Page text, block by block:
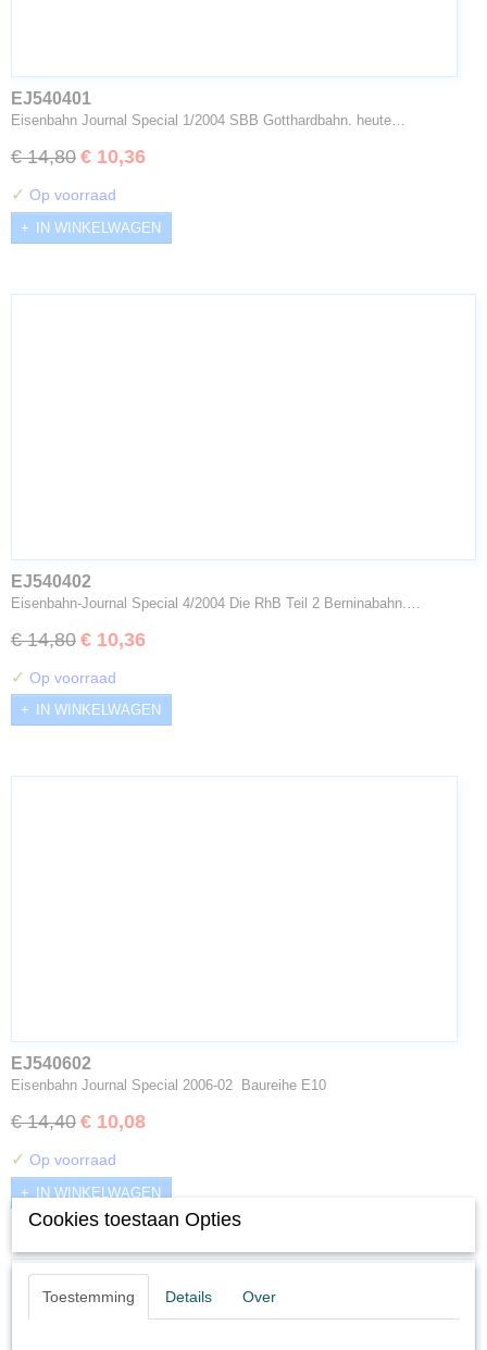
EJ540401
Eisenbahn Journal Special 1/2004 SBB Gotthardbahn. heute…
€ 14,80 € 10,36
✓ Op voorraad
IN WINKELWAGEN
EJ540402
Eisenbahn-Journal Special 4/2004 Die RhB Teil 2 Berninabahn.…
€ 14,80 € 10,36
✓ Op voorraad
IN WINKELWAGEN
EJ540602
Eisenbahn Journal Special 2006-02 Baureihe E10
€ 14,40 € 10,08
✓ Op voorraad
IN WINKELWAGEN
Cookies toestaan Opties
Toestemming Details Over